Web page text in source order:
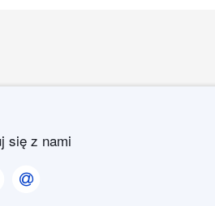
się z nami